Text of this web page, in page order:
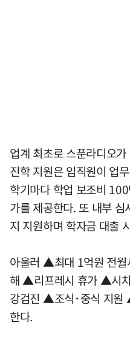
업계 최초로 스푼라디오
진학 지원은 임직원이 업
학기마다 학업 보조비
가를 제공한다. 또 내부
지 지원하며 학자금 대출
아울러 ▲최대 1억원 전월
해 ▲리프레시 휴가 ▲시
강검진 ▲조식･중식 지원
한다.